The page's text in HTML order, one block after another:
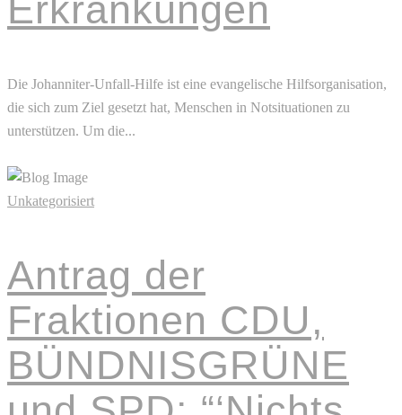
Erkrankungen
Die Johanniter-Unfall-Hilfe ist eine evangelische Hilfsorganisation,
die sich zum Ziel gesetzt hat, Menschen in Notsituationen zu
unterstützen. Um die...
Unkategorisiert
Antrag der
Fraktionen CDU,
BÜNDNISGRÜNE